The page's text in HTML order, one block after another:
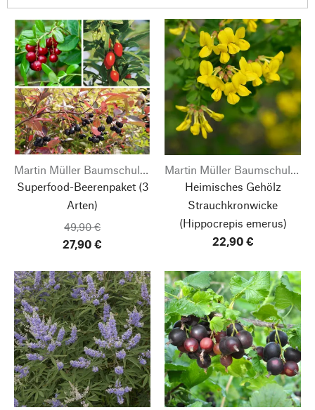
Martin Müller Baumschulen
Superfood-Beerenpaket (3
Arten)
49,90 €
27,90 €
Martin Müller Baumschulen
Heimisches Gehölz
Strauchkronwicke
(Hippocrepis emerus)
22,90 €